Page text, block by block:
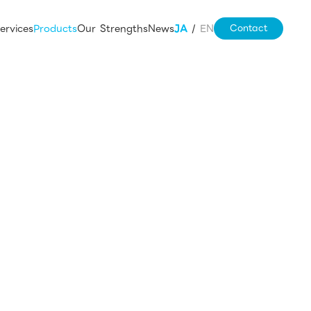
ProductsOur StrengthsNewsJA / EN Contact